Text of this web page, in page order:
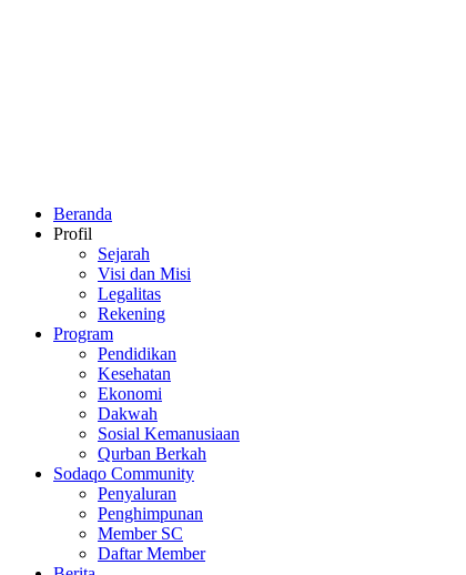
Beranda
Profil
Sejarah
Visi dan Misi
Legalitas
Rekening
Program
Pendidikan
Kesehatan
Ekonomi
Dakwah
Sosial Kemanusiaan
Qurban Berkah
Sodaqo Community
Penyaluran
Penghimpunan
Member SC
Daftar Member